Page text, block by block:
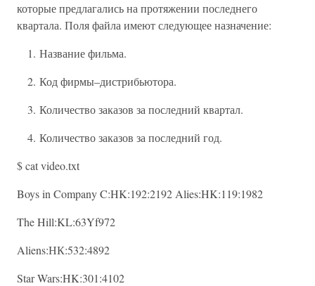
которые предлагались на протяжении последнего
квартала. Поля файла имеют следующее назначение:
1. Название фильма.
2. Код фирмы–дистрибьютора.
3. Количество заказов за последний квартал.
4. Количество заказов за последний год.
$ cat video.txt
Boys in Company C:HK:192:2192 Alies:HK:119:1982
The Hill:KL:63Yf972
Aliens:НК:532:4892
Star Wars:HK:301:4102